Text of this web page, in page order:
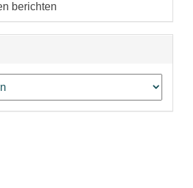
berichten